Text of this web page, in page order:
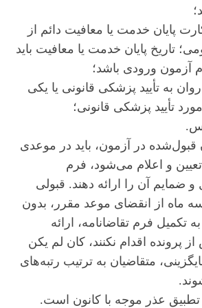
پایان خدمت یا معافیت دائم از
تاریخ پایان خدمت یا معافیت باید
آزمون ورودی باشد؛
به تأیید پزشکی قانونی یا یکی
تأیید پزشکی قانونی؛
قبول‌شده در آزمون، باید در موعدی
و اعلام می‌شود، فرم
و ضمایم آن را ارائه دهند. قبولی
ماه از انقضای موعد مقرر، بدون
تکمیل فرم تقاضانامه، ارائه
پرونده اقدام نکنند، کان لم یکن
متقاضیان به ترتیب رتبه‌های
عذر موجه با کانون است.